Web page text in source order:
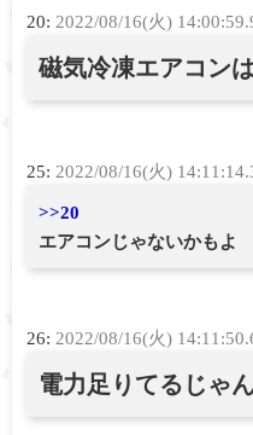
20: 2022/08/16(火)
磁気冷凍エアコン
25: 2022/08/16(火)
>>20
エアコンじゃないかもよ
26: 2022/08/16(火)
電力足りてるじゃ